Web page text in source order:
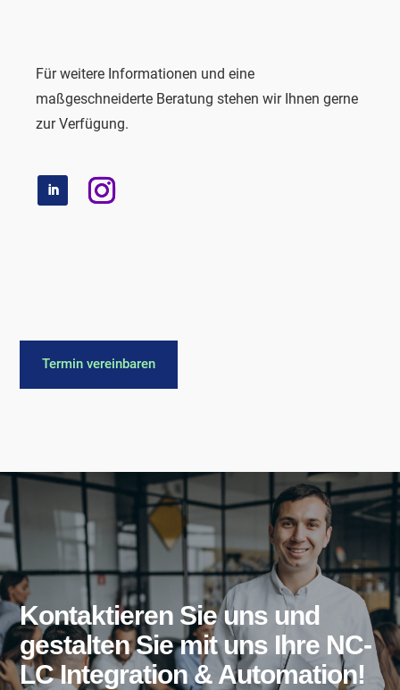
Für weitere Informationen und eine
maßgeschneiderte Beratung stehen wir Ihnen gerne
zur Verfügung.
Termin vereinbaren
Kontaktieren Sie uns und
gestalten Sie mit uns Ihre NC-
LC Integration & Automation!